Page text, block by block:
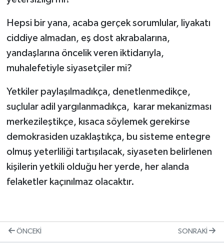
Hepsi bir yana, acaba gerçek sorumlular, liyakatı
ciddiye almadan, eş dost akrabalarına,
yandaşlarına öncelik veren iktidarıyla,
muhalefetiyle siyasetçiler mi?
Yetkiler paylaşılmadıkça, denetlenmedikçe,
suçlular adil yargılanmadıkça, karar mekanizması
merkezileştikçe, kısaca söylemek gerekirse
demokrasiden uzaklaştıkça, bu sisteme entegre
olmuş yeterliliği tartışılacak, siyaseten belirlenen
kişilerin yetkili olduğu her yerde, her alanda
felaketler kaçınılmaz olacaktır.
ÖNCEKI SONRAKI